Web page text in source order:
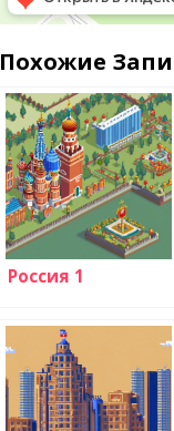
Похожие
Россия 1